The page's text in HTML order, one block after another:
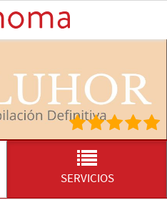
SERVICIOS